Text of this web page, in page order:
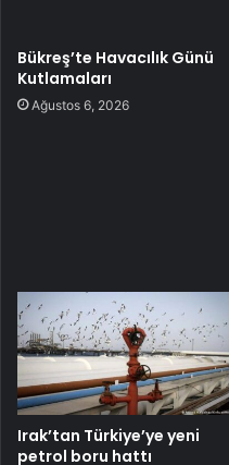
Bükreş’te Havacılık Günü
Kutlamaları
Ağustos 6, 2026
Irak’tan Türkiye’ye yeni
petrol boru hattı